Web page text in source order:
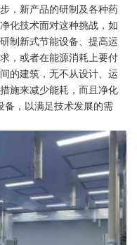
，新产品的研制及各种药
化技术面对这种挑战，如
制新式节能设备、提高运
，或者在能源消耗上要付
的建筑，无不从设计、运
施来减少能耗，而且净化
，以满足技术发展的需